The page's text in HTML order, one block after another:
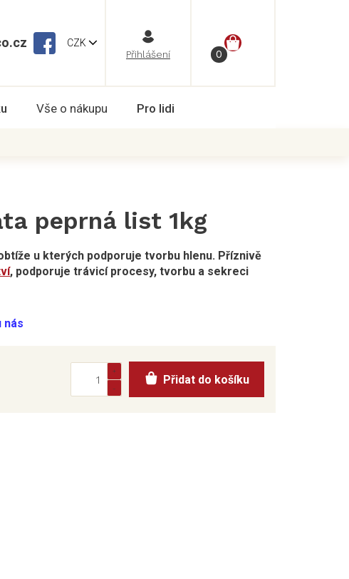
CZK
NÁKUPNÍ
Vše o nákupu Pro lidi
nás
u kterých podporuje tvorbu hlenu. Příznivě
, podporuje trávicí procesy, tvorbu a sekreci
peprná list 1kg
Přidat do košíku